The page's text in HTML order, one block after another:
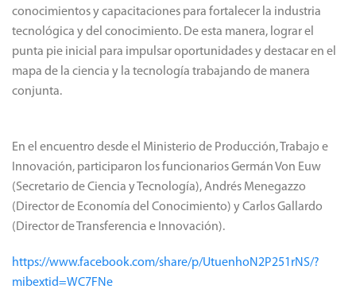
conocimientos y capacitaciones para fortalecer la industria
tecnológica y del conocimiento. De esta manera, lograr el
punta pie inicial para impulsar oportunidades y destacar en el
mapa de la ciencia y la tecnología trabajando de manera
conjunta.
En el encuentro desde el Ministerio de Producción, Trabajo e
Innovación, participaron los funcionarios Germán Von Euw
(Secretario de Ciencia y Tecnología), Andrés Menegazzo
(Director de Economía del Conocimiento) y Carlos Gallardo
(Director de Transferencia e Innovación).
https://www.facebook.com/share/p/UtuenhoN2P251rNS/?
mibextid=WC7FNe